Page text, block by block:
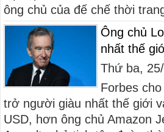
ông chủ của đế chế thời
Ông chủ
nhất thế
Thứ ba,
Forbes
trở người giàu nhất thế giới
USD, hơn ông chủ Amazon